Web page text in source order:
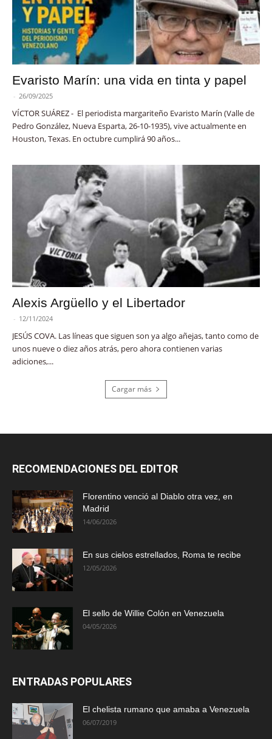
Evaristo Marín: una vida en tinta y papel
- 26/09/2025
VÍCTOR SUÁREZ - El periodista margariteño Evaristo Marín (Valle de
Pedro González, Nueva Esparta, 26-10-1935), vive actualmente en
Houston, Texas. En octubre cumplirá 90 años...
Alexis Argüello y el Libertador
- 12/11/2024
JESÚS COVA. Las líneas que siguen son ya algo añejas, tanto como de
unos nueve o diez años atrás, pero ahora contienen varias
adiciones,...
Cargar más
RECOMENDACIONES DEL EDITOR
Florentino venció al Diablo otra vez, en
Madrid
14/06/2026
En sus cielos estrellados, Roma te recibe
12/05/2026
El sello de Willie Colón en Venezuela
04/05/2026
ENTRADAS POPULARES
El chelista rumano que amaba a Venezuela
06/07/2019